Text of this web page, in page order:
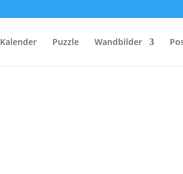
Kalender Puzzle Wandbilder